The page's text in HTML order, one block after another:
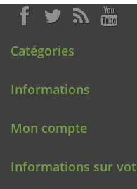
Catégories
Informations
Mon compte
Informations sur